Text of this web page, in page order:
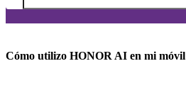
Cómo utilizo HONOR AI en mi móvil